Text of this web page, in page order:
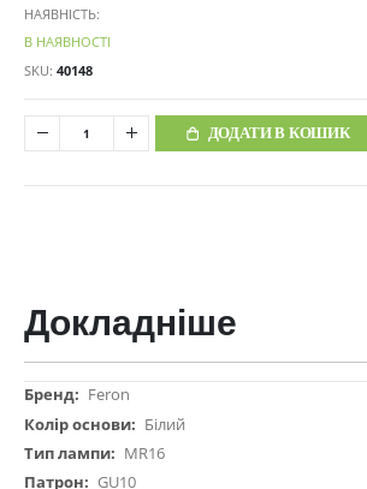
НАЯВНІСТЬ:
В НАЯВНОСТІ
SKU 40148
ДОДАТИ В КОШИК
Докладніше
Докладніше
Feron
Білий
MR16
GU10